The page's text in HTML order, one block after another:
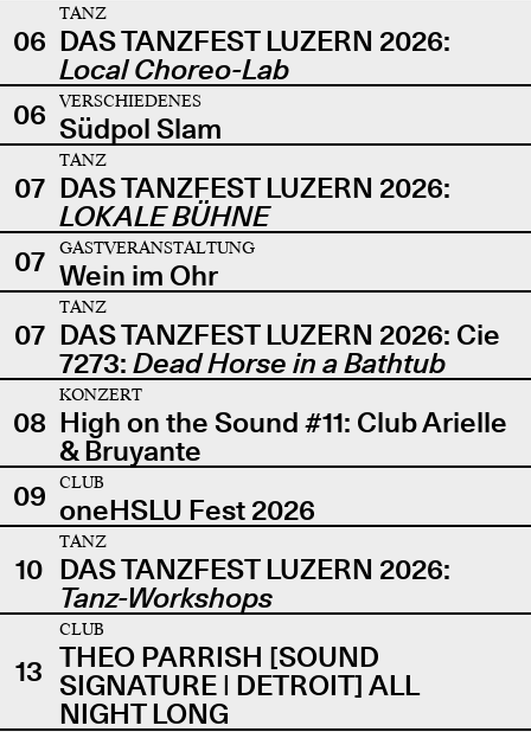
06
TANZ
DAS TANZFEST LUZERN 2026:
Local Choreo-Lab
06
VERSCHIEDENES
Südpol Slam
07
TANZ
DAS TANZFEST LUZERN 2026:
LOKALE BÜHNE
07
GASTVERANSTALTUNG
Wein im Ohr
07
TANZ
DAS TANZFEST LUZERN 2026: Cie
7273: Dead Horse in a Bathtub
08
KONZERT
High on the Sound #11: Club Arielle
& Bruyante
09
CLUB
oneHSLU Fest 2026
10
TANZ
DAS TANZFEST LUZERN 2026:
Tanz-Workshops
13
CLUB
THEO PARRISH [SOUND
SIGNATURE | DETROIT] ALL
NIGHT LONG